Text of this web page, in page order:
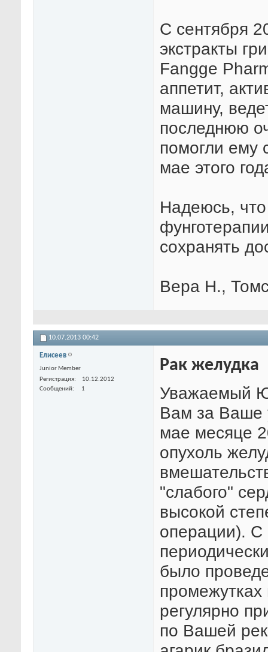
С сентября
экстракты
Fangge
аппетит,
машину,
последнюю
помогли ему
мае этого
Надеюсь,
сохранять
Вера Н.,
10.07.2013 00:42
Елисеев
Junior Member
Регистрация
10.12.2012
Сообщений
1
Рак желудка
Уважаемый
Вам за Ваше
мае месяце
опухоль
"слабого"
высокой
операции). С
было
регулярно
по Вашей